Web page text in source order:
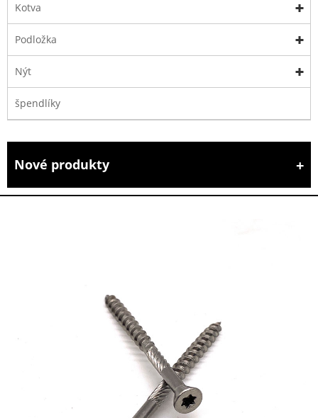
Kotva
Podložka
Nýt
špendlíky
Nové produkty